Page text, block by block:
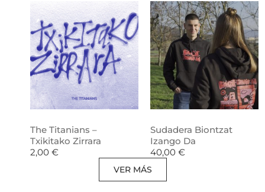
The Titanians –
Txikitako Zirrara
2,00 €
Sudadera Biontzat
Izango Da
40,00 €
VER MÁS